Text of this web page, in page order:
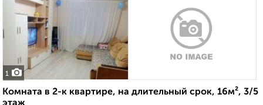
1
Комната в 2-к квартире, на длительный срок, 16м², 3/5